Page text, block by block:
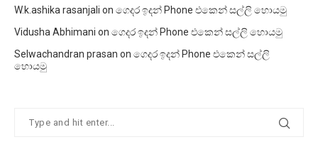
W.k.ashika rasanjali on ගෙදර ඉදන් Phone එකෙන් සල්ලි හොයමු
Vidusha Abhimani on ගෙදර ඉදන් Phone එකෙන් සල්ලි හොයමු
Selwachandran prasan on ගෙදර ඉදන් Phone එකෙන් සල්ලි
හොයමු